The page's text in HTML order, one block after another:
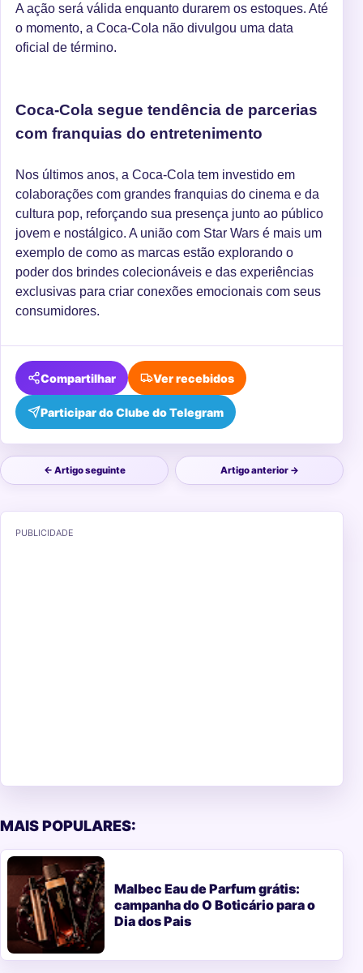
A ação será válida enquanto durarem os estoques. Até
o momento, a Coca-Cola não divulgou uma data
oficial de término.
Coca-Cola segue tendência de parcerias
com franquias do entretenimento
Nos últimos anos, a Coca-Cola tem investido em
colaborações com grandes franquias do cinema e da
cultura pop, reforçando sua presença junto ao público
jovem e nostálgico. A união com Star Wars é mais um
exemplo de como as marcas estão explorando o
poder dos brindes colecionáveis e das experiências
exclusivas para criar conexões emocionais com seus
consumidores.
Compartilhar
Participar do Clube do Telegram
Ver recebidos
← Artigo seguinte Artigo anterior →
PUBLICIDADE
MAIS POPULARES:
Malbec Eau de Parfum grátis:
campanha do O Boticário para o
Dia dos Pais